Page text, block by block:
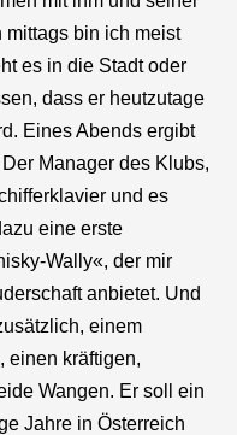
mittags bin ich meist
es in die Stadt oder
dass er heutzutage
Eines Abends ergibt
Manager des Klubs,
und es
eine erste
Wally«, der mir
anbietet. Und
einem
einen kräftigen,
Wangen. Er soll ein
Jahre in Österreich